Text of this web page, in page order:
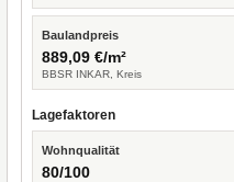
Baulandpreis
889,09 €/m²
BBSR INKAR, Kreis
Lagefaktoren
Wohnqualität
80/100